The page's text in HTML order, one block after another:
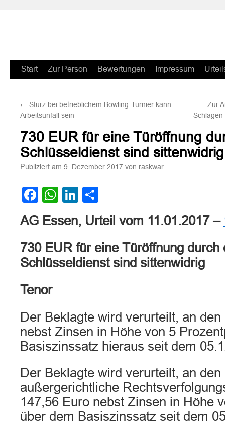
Zum
springen
Start Zur Person Bewertungen Impressum
← Sturz bei betrieblichem Bowling-Turnier kann
Arbeitsunfall sein
Zur
730 EUR für eine Türöffnung
Schlüsseldienst sind sittenwidrig
Publiziert am 9. Dezember 2017 von raskwar
Facebook
WhatsApp
LinkedIn
AG Essen, Urteil vom 11.01.2017 –
730 EUR für eine Türöffnung durch
Schlüsseldienst sind sittenwidrig
Tenor
Der Beklagte wird verurteilt, an
nebst Zinsen in Höhe von 5
Basiszinssatz hieraus seit dem
Der Beklagte wird verurteilt, an den
außergerichtliche
147,56 Euro nebst Zinsen in Höhe
über dem Basiszinssatz seit dem